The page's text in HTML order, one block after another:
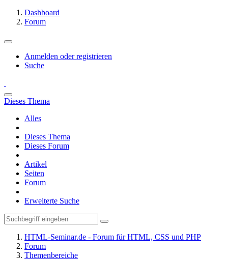
Dashboard
Forum
Anmelden oder registrieren
Suche
Dieses Thema
Alles
Dieses Thema
Dieses Forum
Artikel
Seiten
Forum
Erweiterte Suche
HTML-Seminar.de - Forum für HTML, CSS und PHP
Forum
Themenbereiche